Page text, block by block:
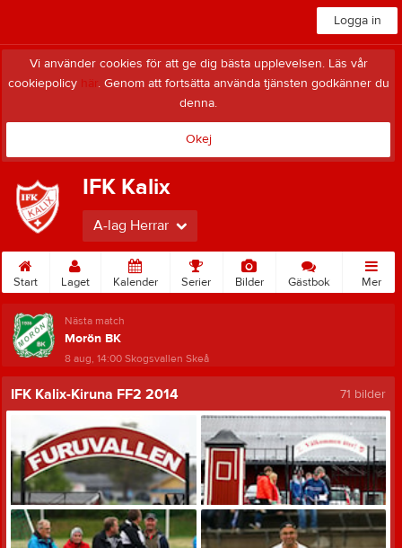
Logga in
Vi använder cookies för att ge dig bästa upplevelsen. Läs vår
cookiepolicy här. Genom att fortsätta använda tjänsten godkänner du
denna.
Okej
IFK Kalix
A-lag Herrar
Start Laget Kalender Serier Bilder Gästbok Mer
Nästa match
Morön BK
8 aug, 14:00Skogsvallen Skeå
IFK Kalix-Kiruna FF2 2014 71 bilder